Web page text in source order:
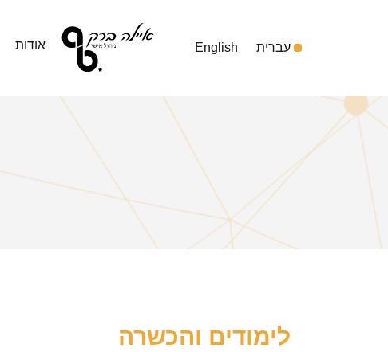
עברית English אודות
לימודים והכשרה